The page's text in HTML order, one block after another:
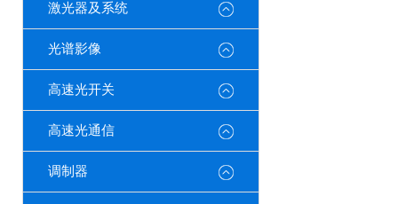
激光器及系统
光谱影像
高速光开关
高速光通信
调制器